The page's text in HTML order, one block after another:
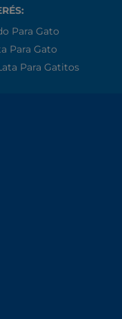
Para Gato
Para Gato
Para Gatitos